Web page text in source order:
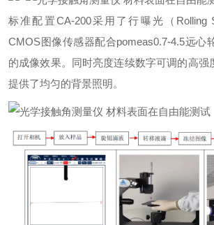
标准配置CA-200采用了行曝光（Rolling
CMOS图像传感器配合pomeas0.7-4.5远心
的成像效果。同时亮度连续数字可调的高强
提供了均匀的背景照明。